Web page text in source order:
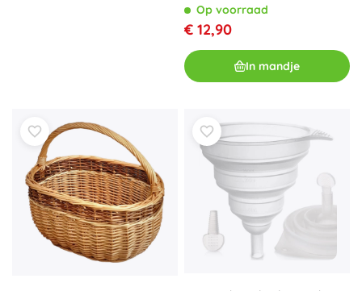
Op voorraad
€ 12,90
In mandje